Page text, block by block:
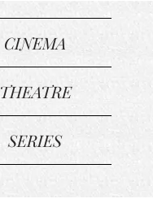
CINEMA
THEATRE
SERIES